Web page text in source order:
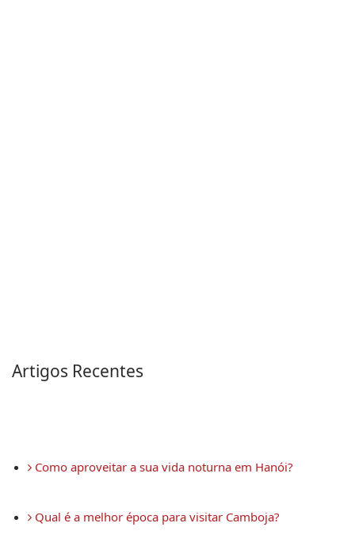
Artigos Recentes
Como aproveitar a sua vida noturna em Hanói?
Qual é a melhor época para visitar Camboja?